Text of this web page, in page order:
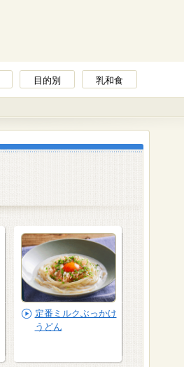
目的別 乳和食
定番ミルクぶっかけ
うどん